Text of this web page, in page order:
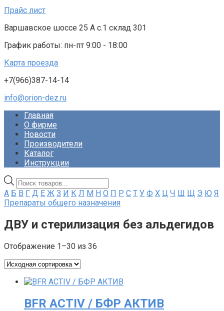
Прайс лист
Варшавское шоссе 25 А с.1 склад 301
График работы: пн-пт 9:00 - 18:00
Карта проезда
+7(966)387-14-14
info@orion-dez.ru
Главная
О фирме
Новости
Производители
Каталог
Инструкции
Поиск
товаров
А Б В Г Д Е Ж З И К Л М Н О П Р С Т У Ф Х Ц Ч Ш Щ Э Ю Я
Препараты общего назначения
ДВУ и стерилизация без альдегидов
Отображение 1–30 из 36
BFR ACTIV / БФР АКТИВ